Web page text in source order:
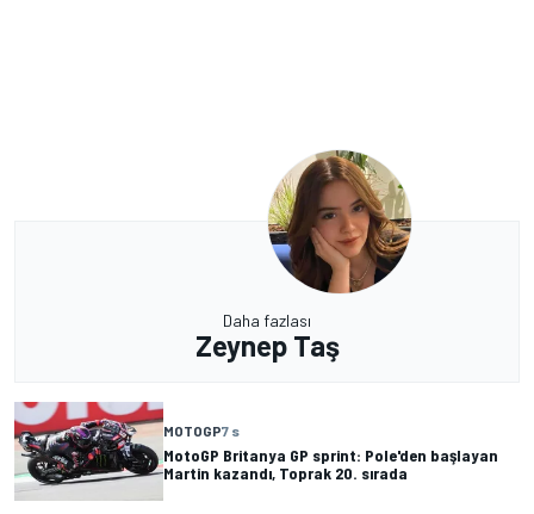
Daha fazlası
Zeynep Taş
MOTOGP7 s
MotoGP Britanya GP sprint: Pole'den başlayan
Martin kazandı, Toprak 20. sırada